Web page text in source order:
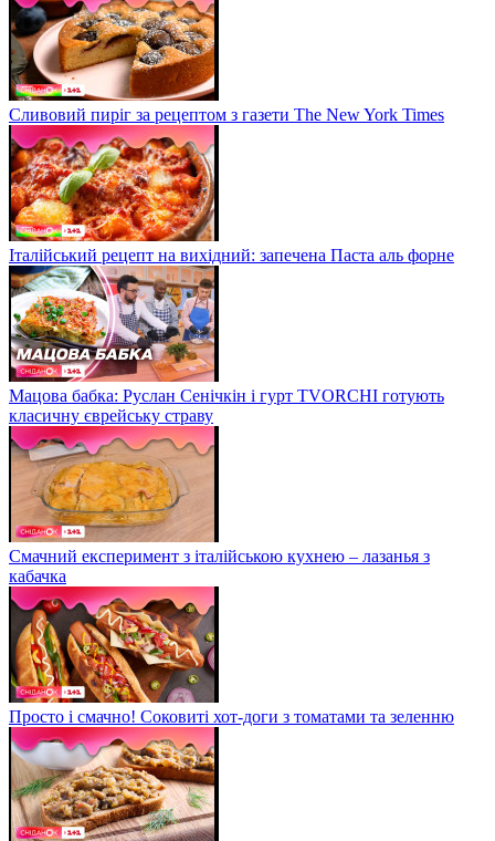
Сливовий пиріг за рецептом з газети The New York Times
Італійський рецепт на вихідний: запечена Паста аль форне
Мацова бабка: Руслан Сенічкін і гурт TVORCHI готують
класичну єврейську страву
Смачний експеримент з італійською кухнею – лазанья з
кабачка
Просто і смачно! Соковиті хот-доги з томатами та зеленню